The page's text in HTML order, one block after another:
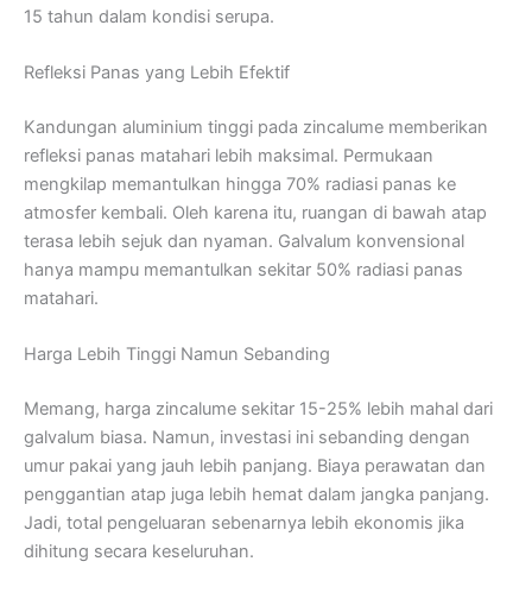
15 tahun dalam kondisi serupa.
Refleksi Panas yang Lebih Efektif
Kandungan aluminium tinggi pada zincalume memberikan
refleksi panas matahari lebih maksimal. Permukaan
mengkilap memantulkan hingga 70% radiasi panas ke
atmosfer kembali. Oleh karena itu, ruangan di bawah atap
terasa lebih sejuk dan nyaman. Galvalum konvensional
hanya mampu memantulkan sekitar 50% radiasi panas
matahari.
Harga Lebih Tinggi Namun Sebanding
Memang, harga zincalume sekitar 15-25% lebih mahal dari
galvalum biasa. Namun, investasi ini sebanding dengan
umur pakai yang jauh lebih panjang. Biaya perawatan dan
penggantian atap juga lebih hemat dalam jangka panjang.
Jadi, total pengeluaran sebenarnya lebih ekonomis jika
dihitung secara keseluruhan.